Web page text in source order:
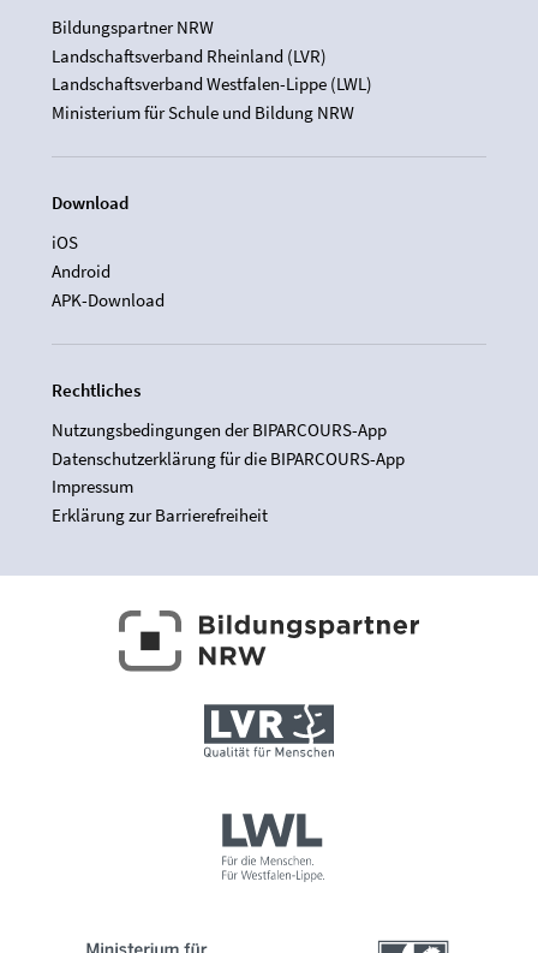
Bildungspartner NRW
Landschaftsverband Rheinland (LVR)
Landschaftsverband Westfalen-Lippe (LWL)
Ministerium für Schule und Bildung NRW
Download
iOS
Android
APK-Download
Rechtliches
Nutzungsbedingungen der BIPARCOURS-App
Datenschutzerklärung für die BIPARCOURS-App
Impressum
Erklärung zur Barrierefreiheit